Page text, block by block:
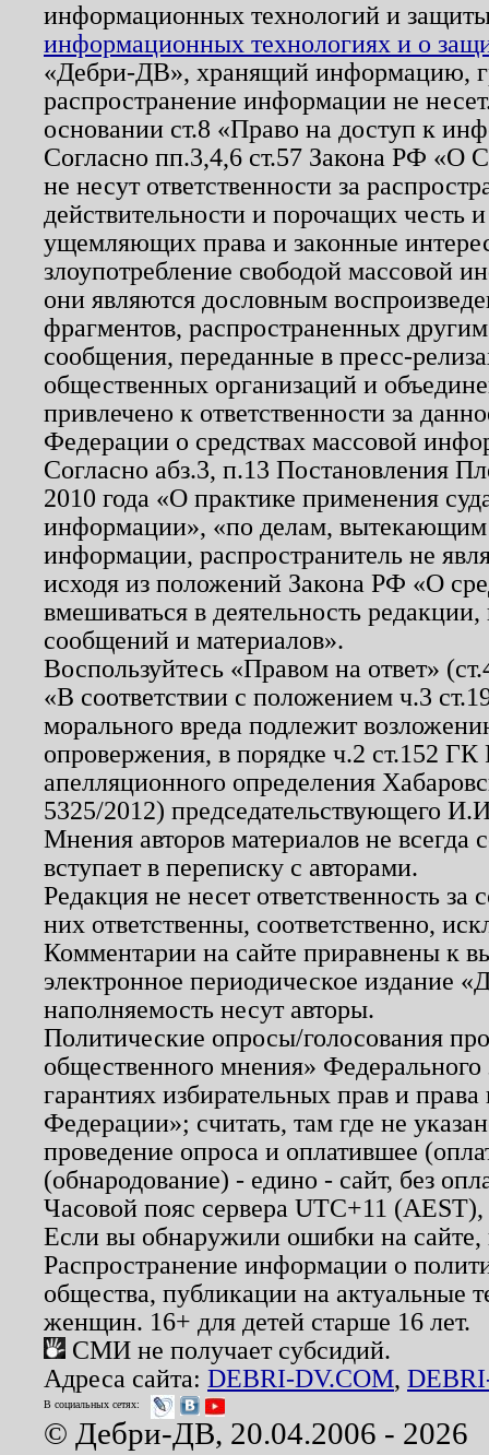
информационных технологий и
информационных технологиях и о
«Дебри-ДВ», хранящий информацию,
распространение информации не
основании ст.8 «Право на доступ к
Согласно пп.3,4,6 ст.57 Закона РФ «О
не несут ответственности за
действительности и порочащих честь
ущемляющих права и законные
злоупотребление свободой массовой
они являются дословным
фрагментов, распространенных
сообщения, переданные в пресс-
общественных организаций и
привлечено к ответственности за
Федерации о средствах массовой
Согласно абз.3, п.13 Постановления
2010 года «О практике применения
информации», «по делам, вытекающим
информации, распространитель не
исходя из положений Закона РФ «О
вмешиваться в деятельность
сообщений и материалов».
Воспользуйтесь «Правом на ответ»
«В соответствии с положением ч.3
морального вреда подлежит
опровержения, в порядке ч.2 ст.152
апелляционного определения
5325/2012) председательствующего
Мнения авторов материалов не
вступает в переписку с авторами.
Редакция не несет ответственность
них ответственны, соответственно,
Комментарии на сайте приравнены к
электронное периодическое издание
наполняемость несут авторы.
Политические опросы/голосования
общественного мнения»
гарантиях избирательных прав и
Федерации»; считать, там где не
проведение опроса и оплатившее
(обнародование) - едино - сайт, без
Часовой пояс сервера UTC+11
Если вы обнаружили ошибки на
Распространение информации о
общества, публикации на актуальные
женщин. 16+ для детей старше 16 лет.
СМИ не получает субсидий.
Адреса сайта: DEBRI-DV.COM,
В социальных сетях:
© Дебри-ДВ, 20.04.2006 - 2026